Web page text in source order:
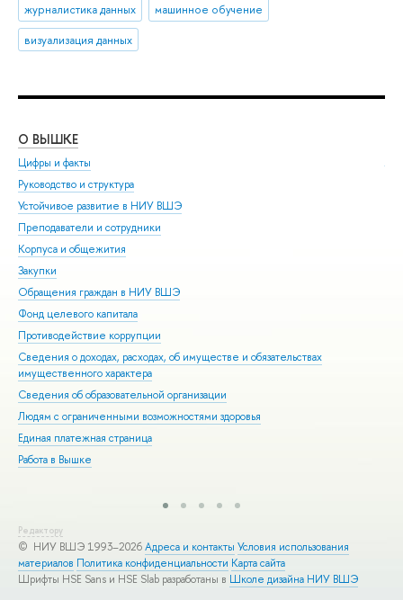
журналистика данных
машинное обучение
визуализация данных
О ВЫШКЕ
Цифры и факты
Руководство и структура
Устойчивое развитие в НИУ ВШЭ
Преподаватели и сотрудники
Корпуса и общежития
Закупки
Обращения граждан в НИУ ВШЭ
Фонд целевого капитала
Противодействие коррупции
Сведения о доходах, расходах, об имуществе и обязательствах
имущественного характера
Сведения об образовательной организации
Людям с ограниченными возможностями здоровья
Единая платежная страница
Работа в Вышке
Редактору
© НИУ ВШЭ 1993–2026Адреса и контакты Условия использования
материалов Политика конфиденциальности Карта сайта
Шрифты HSE Sans и HSE Slab разработаны в Школе дизайна НИУ ВШЭ